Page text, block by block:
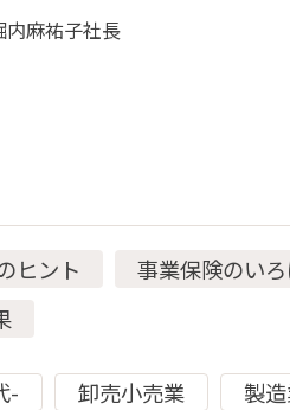
麻祐子社長
ヒント
事業保険のい
- 卸売小売業
製